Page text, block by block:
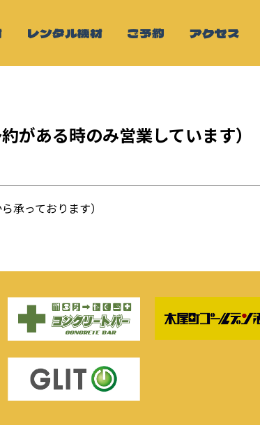
レンタル機材 ご予約 アクセス
がある時のみ営業しています）
承っております）